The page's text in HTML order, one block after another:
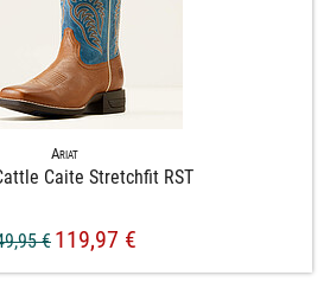
Ariat
Caite Stretchfit RST
€ 119,97 €